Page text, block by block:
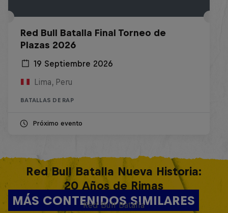
Red Bull Batalla Final Torneo de
Plazas 2026
19 Septiembre 2026
Lima, Peru
BATALLAS DE RAP
Próximo evento
MÁS CONTENIDOS SIMILARES
Red Bull Batalla Nueva Historia:
20 Años de Rimas
Red Bull Batalla